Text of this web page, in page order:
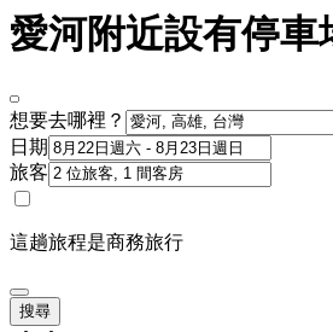
愛河附近設有停車
想要去哪裡？
日期
旅客
這趟旅程是商務旅行
搜尋